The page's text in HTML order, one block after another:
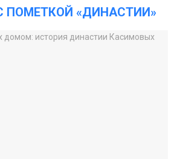
ПОМЕТКОЙ «ДИНАСТИИ»